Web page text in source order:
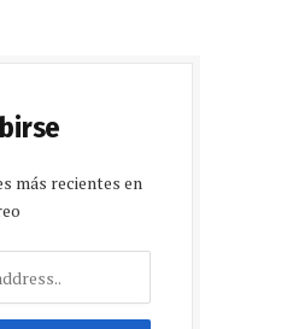
más recientes en